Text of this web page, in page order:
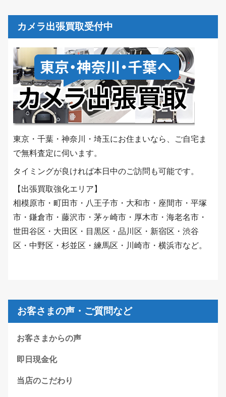
カメラ出張買取受付中
東京・千葉・神奈川・埼玉にお住まいなら、ご自宅ま
で無料査定に伺います。
タイミングが良ければ本日中のご訪問も可能です。
【出張買取強化エリア】
相模原市・町田市・八王子市・大和市・座間市・平塚
市・鎌倉市・藤沢市・茅ヶ崎市・厚木市・海老名市・
世田谷区・大田区・目黒区・品川区・新宿区・渋谷
区・中野区・杉並区・練馬区・川崎市・横浜市など。
お客さまの声・ご質問など
お客さまからの声
即日現金化
当店のこだわり